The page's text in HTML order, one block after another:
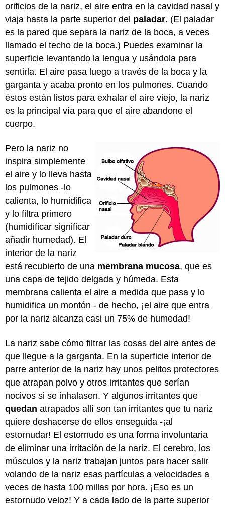
orificios de la nariz, el aire entra en la cavidad nasal y
viaja hasta la parte superior del paladar. (El paladar
es la pared que separa la nariz de la boca, a veces
llamado el techo de la boca.) Puedes examinar la
superficie levantando la lengua y usándola para
sentirla. El aire pasa luego a través de la boca y la
garganta y acaba pronto en los pulmones. Cuando
éstos están listos para exhalar el aire viejo, la nariz
es la principal vía para que el aire abandone el
cuerpo.
Pero la nariz no
inspira simplemente
el aire y lo lleva hasta
los pulmones -lo
calienta, lo humidifica
y lo filtra primero
(humidificar significar
añadir humedad). El
interior de la nariz
está recubierto de una membrana mucosa, que es
una capa de tejido delgada y húmeda. Esta
membrana calienta el aire a medida que pasa y lo
humidifica un montón - de hecho, ¡el aire que entra
por la nariz alcanza casi un 75% de humedad!
La nariz sabe cómo filtrar las cosas del aire antes de
que llegue a la garganta. En la superficie interior de
parre anterior de la nariz hay unos pelitos protectores
que atrapan polvo y otros irritantes que serían
nocivos si se inhalasen. Y algunos irritantes que
quedan atrapados allí son tan irritantes que tu nariz
quiere deshacerse de ellos enseguida -¡al
estornudar! El estornudo es una forma involuntaria
de eliminar una irritación de la nariz. El cerebro, los
músculos y la nariz trabajan juntos para hacer salir
volando de la nariz esas partículas a velocidades a
veces de hasta 100 millas por hora. ¡Eso es un
estornudo veloz! Y a cada lado de la parte superior